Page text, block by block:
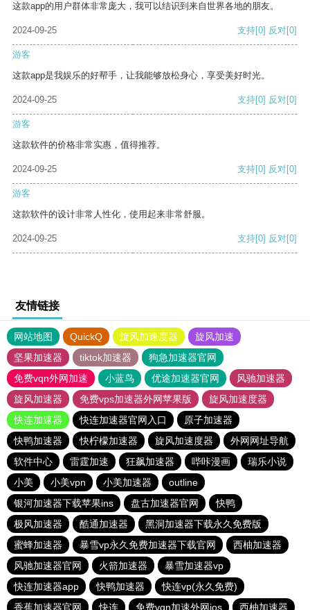
这款app的用户群体非常庞大，我可以结识到来自世界各地的朋友。
2024-09-25 支持[0] 反对[0]
游客
这款app是我娱乐的好帮手，让我能够放松身心，享受美好时光。
2024-09-25 支持[0] 反对[0]
游客
这款软件的价格非常实惠，值得推荐。
2024-09-25 支持[0] 反对[0]
游客
这款软件的设计非常人性化，使用起来非常舒服。
2024-09-25 支持[0] 反对[0]
友情链接
网站地图 QuickQ 旋风加速度器
旋风加速
坚果加速器
tiktok加速器
狗急加速器官网
免费vqn外网加速
小蓝鸟 优途加速器官网
风驰加速器
旋风加速器
免费vps加速器外网苹果版
旋风加速度器
快连加速器
快连加速器官网入口
原子加速器
快鸭加速器
快柠檬加速器 旋风加速度器
外网网址导航
软件中心
雷霆加速 狂飙加速器 哔咔漫画
瑞乐小说
小美
小美vpn 小美加速器
outline
银河加速器下载苹果ins
盘古加速器官网
快鸭
极风加速器
酷通加速器
黑洞加速器下载永久免费版
蜜蜂加速器
暴雪vp永久免费加速器下载官网
西柚加速器
风驰加速器官网
火箭加速器
暴雪加速器vp
快连加速器app
快鸭加速器
快连vp(永久免费)
香蕉加速器官网
快连 免费vqn加速外网ios 西柚加速器